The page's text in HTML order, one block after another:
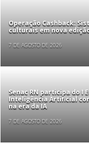
Operação Cashback:
culturais em nova
7 DE AGOSTO DE 2026
Senac RN participa do I
Inteligência Artificial
na era da IA
7 DE AGOSTO DE 2026